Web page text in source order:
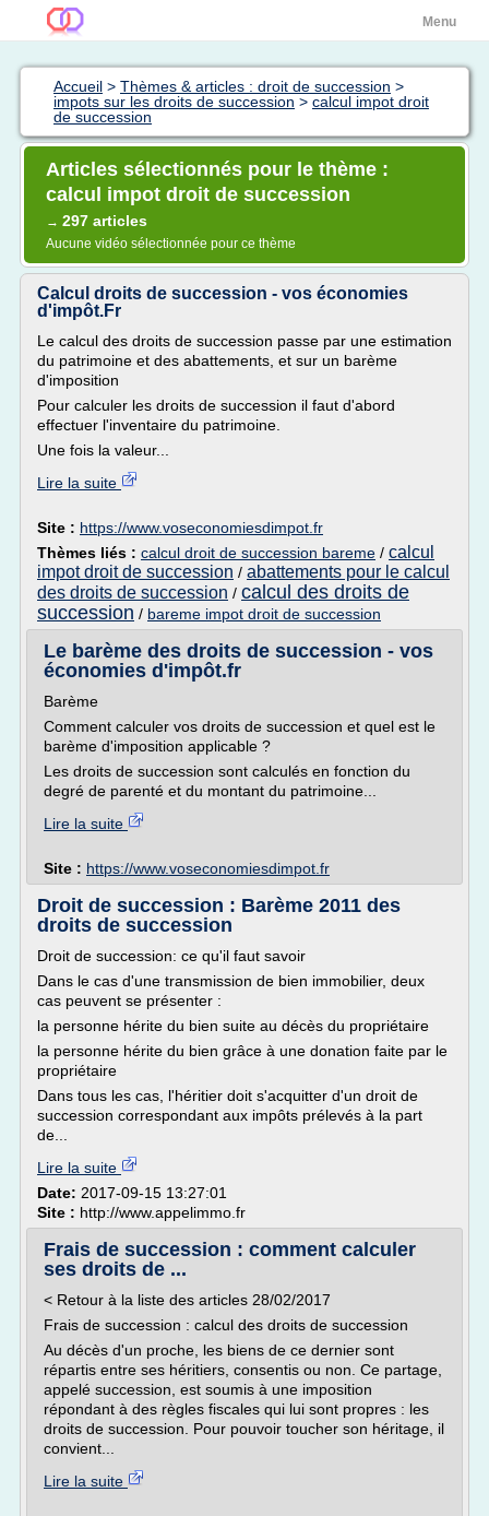
Menu
Accueil > Thèmes & articles : droit de succession >
impots sur les droits de succession > calcul impot droit
de succession
Articles sélectionnés pour le thème :
calcul impot droit de succession
→ 297 articles
Aucune vidéo sélectionnée pour ce thème
Calcul droits de succession - vos économies
d'impôt.Fr
Le calcul des droits de succession passe par une estimation
du patrimoine et des abattements, et sur un barème
d'imposition
Pour calculer les droits de succession il faut d'abord
effectuer l'inventaire du patrimoine.
Une fois la valeur...
Lire la suite
Site : https://www.voseconomiesdimpot.fr
Thèmes liés : calcul droit de succession bareme / calcul
impot droit de succession / abattements pour le calcul
des droits de succession / calcul des droits de
succession / bareme impot droit de succession
Le barème des droits de succession - vos
économies d'impôt.fr
Barème
Comment calculer vos droits de succession et quel est le
barème d'imposition applicable ?
Les droits de succession sont calculés en fonction du
degré de parenté et du montant du patrimoine...
Lire la suite
Site : https://www.voseconomiesdimpot.fr
Droit de succession : Barème 2011 des
droits de succession
Droit de succession: ce qu'il faut savoir
Dans le cas d'une transmission de bien immobilier, deux
cas peuvent se présenter :
la personne hérite du bien suite au décès du propriétaire
la personne hérite du bien grâce à une donation faite par le
propriétaire
Dans tous les cas, l'héritier doit s'acquitter d'un droit de
succession correspondant aux impôts prélevés à la part
de...
Lire la suite
Date: 2017-09-15 13:27:01
Site : http://www.appelimmo.fr
Frais de succession : comment calculer
ses droits de ...
< Retour à la liste des articles 28/02/2017
Frais de succession : calcul des droits de succession
Au décès d'un proche, les biens de ce dernier sont
répartis entre ses héritiers, consentis ou non. Ce partage,
appelé succession, est soumis à une imposition
répondant à des règles fiscales qui lui sont propres : les
droits de succession. Pour pouvoir toucher son héritage, il
convient...
Lire la suite